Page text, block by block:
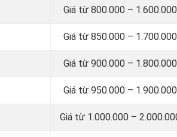
Giá từ 800.000 –
Giá từ 850.000 –
Giá từ 900.000 –
Giá từ 950.000 –
Giá từ 1.000.000 –